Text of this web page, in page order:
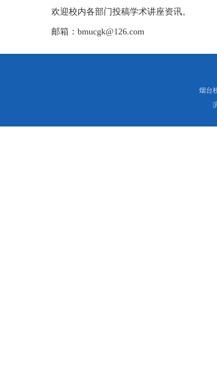
欢迎校内各部门投稿学术讲座资讯。
邮箱：bmucgk@126.com
烟台